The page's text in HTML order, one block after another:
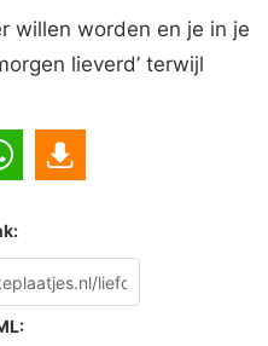
willen worden en je in je
lieverd’ terwijl